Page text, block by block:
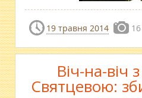
19 травня 2014 16
Віч-на-віч
Святцевою: